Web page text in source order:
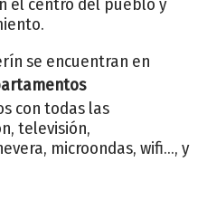
se encuentran en
con todas las
televisión,
microondas, wifi..., y